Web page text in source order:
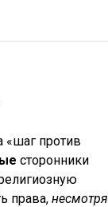
«шаг против
сторонники
права, несмотря